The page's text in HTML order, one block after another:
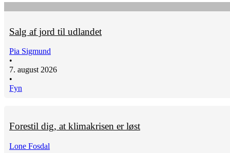
Salg af jord til udlandet
Pia Sigmund
•
7. august 2026
•
Fyn
Forestil dig, at klimakrisen er løst
Lone Fosdal